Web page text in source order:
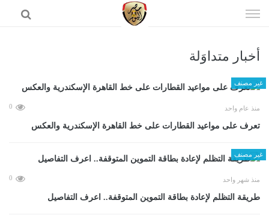
الى
أخبار متداوَلة
غير مصنف
منذ عام واحد 0
تعرف على مواعيد القطارات على خط القاهرة الإسكندرية والعكس
غير مصنف
منذ شهر واحد 0
طريقة التظلم لإعادة بطاقة التموين المتوقفة.. اعرف التفاصيل